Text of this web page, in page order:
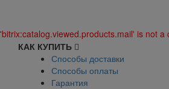
'bitrix:catalog.viewed.products.mail' is not a
КАК КУПИТЬ
Способы доставки
Способы оплаты
Гарантия